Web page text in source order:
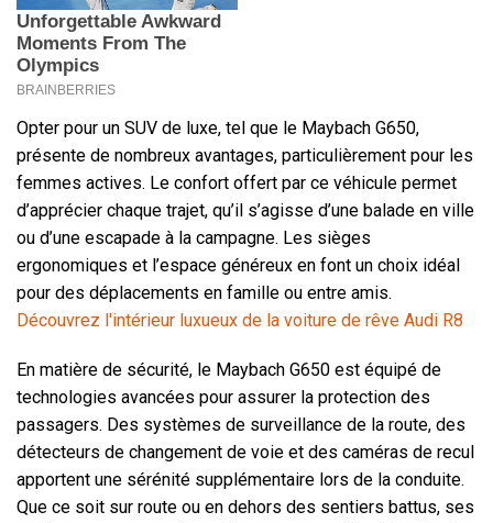
Opter pour un SUV de luxe, tel que le Maybach G650,
présente de nombreux avantages, particulièrement pour les
femmes actives. Le confort offert par ce véhicule permet
d’apprécier chaque trajet, qu’il s’agisse d’une balade en ville
ou d’une escapade à la campagne. Les sièges
ergonomiques et l’espace généreux en font un choix idéal
pour des déplacements en famille ou entre amis.
Découvrez l'intérieur luxueux de la voiture de rêve Audi R8
En matière de sécurité, le Maybach G650 est équipé de
technologies avancées pour assurer la protection des
passagers. Des systèmes de surveillance de la route, des
détecteurs de changement de voie et des caméras de recul
apportent une sérénité supplémentaire lors de la conduite.
Que ce soit sur route ou en dehors des sentiers battus, ses